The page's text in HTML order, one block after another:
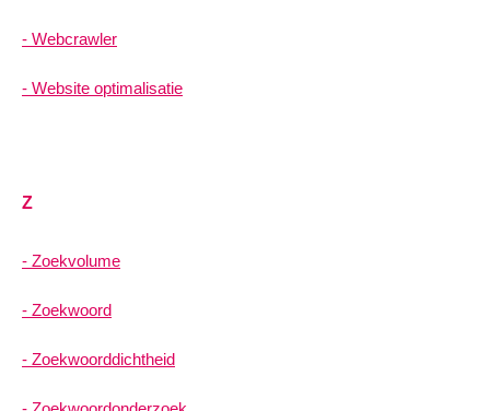
Webcrawler
Website optimalisatie
Z
Zoekvolume
Zoekwoord
Zoekwoorddichtheid